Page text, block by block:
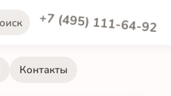
+7 (495) 111-64-92
Контакты